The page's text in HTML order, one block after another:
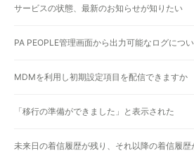
サービスの状態、最新のお知らせが知りたい
PA PEOPLE管理画面から出力可能なログにつ
MDMを利用し初期設定項目を配信できますか
「移行の準備ができました」と表示された
未来日の着信履歴が残り、それ以降の着信履